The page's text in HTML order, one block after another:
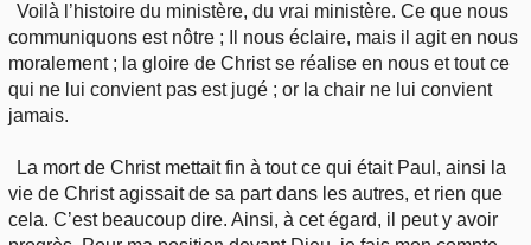
Voilà l’histoire du ministère, du vrai ministère. Ce que nous
communiquons est nôtre ; Il nous éclaire, mais il agit en nous
moralement ; la gloire de Christ se réalise en nous et tout ce
qui ne lui convient pas est jugé ; or la chair ne lui convient
jamais.
La mort de Christ mettait fin à tout ce qui était Paul, ainsi la
vie de Christ agissait de sa part dans les autres, et rien que
cela. C’est beaucoup dire. Ainsi, à cet égard, il peut y avoir